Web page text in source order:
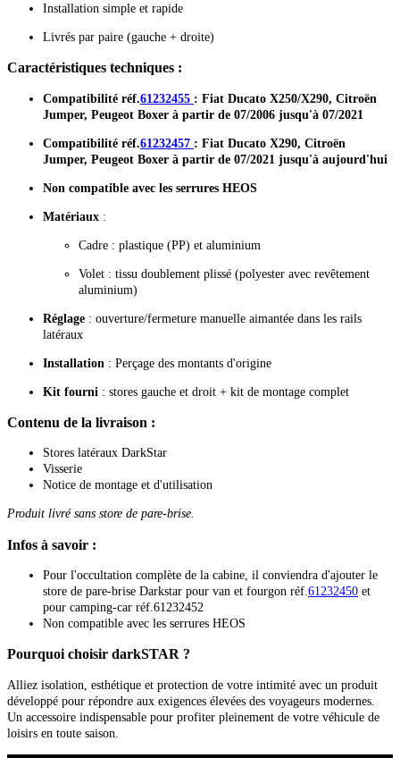
Installation simple et rapide
Livrés par paire (gauche + droite)
Caractéristiques techniques :
Compatibilité réf.61232455 : Fiat Ducato X250/X290, Citroën
Jumper, Peugeot Boxer à partir de 07/2006 jusqu'à 07/2021
Compatibilité réf.61232457 : Fiat Ducato X290, Citroën
Jumper, Peugeot Boxer à partir de 07/2021 jusqu'à aujourd'hui
Non compatible avec les serrures HEOS
Matériaux :
Cadre : plastique (PP) et aluminium
Volet : tissu doublement plissé (polyester avec revêtement
aluminium)
Réglage : ouverture/fermeture manuelle aimantée dans les rails
latéraux
Installation : Perçage des montants d'origine
Kit fourni : stores gauche et droit + kit de montage complet
Contenu de la livraison :
Stores latéraux DarkStar
Visserie
Notice de montage et d'utilisation
Produit livré sans store de pare-brise.
Infos à savoir :
Pour l'occultation complète de la cabine, il conviendra d'ajouter le
store de pare-brise Darkstar pour van et fourgon réf.61232450 et
pour camping-car réf.61232452
Non compatible avec les serrures HEOS
Pourquoi choisir darkSTAR ?
Alliez isolation, esthétique et protection de votre intimité avec un produit
développé pour répondre aux exigences élevées des voyageurs modernes.
Un accessoire indispensable pour profiter pleinement de votre véhicule de
loisirs en toute saison.